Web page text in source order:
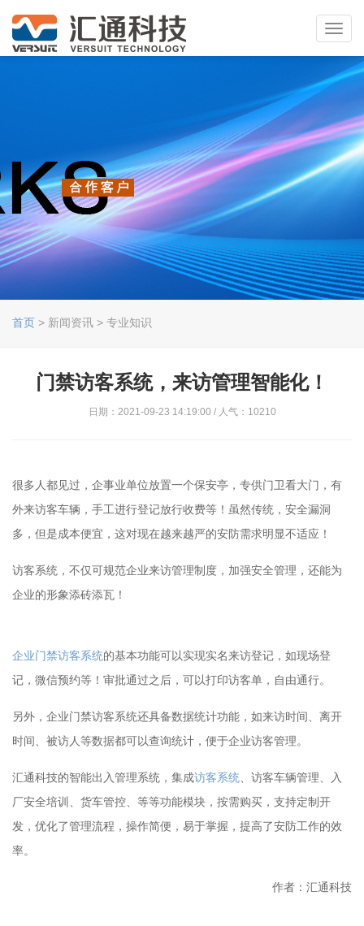
首页 > 新闻资讯 > 专业知识
门禁访客系统，来访管理智能化！
日期：2021-09-23 14:19:00 / 人气：10210
很多人都见过，企事业单位放置一个保安亭，专供门卫看大门，有
外来访客车辆，手工进行登记放行收费等！虽然传统，安全漏洞
多，但是成本便宜，这对现在越来越严的安防需求明显不适应！
访客系统，不仅可规范企业来访管理制度，加强安全管理，还能为
企业的形象添砖添瓦！
企业门禁访客系统的基本功能可以实现实名来访登记，如现场登
记，微信预约等！审批通过之后，可以打印访客单，自由通行。
另外，企业门禁访客系统还具备数据统计功能，如来访时间、离开
时间、被访人等数据都可以查询统计，便于企业访客管理。
汇通科技的智能出入管理系统，集成访客系统 、访客车辆管理、入
厂安全培训、货车管控、等等功能模块，按需购买，支持定制开
发，优化了管理流程，操作简便，易于掌握，提高了安防工作的效
率。
作者：汇通科技